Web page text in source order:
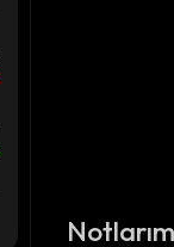
Notlarım